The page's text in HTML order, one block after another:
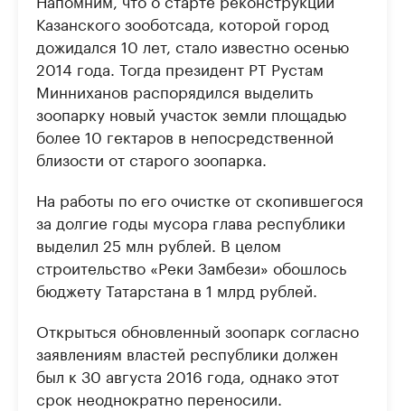
Казанского зооботсада, которой город
дожидался 10 лет, стало известно осенью
2014 года. Тогда президент РТ Рустам
Минниханов распорядился выделить
зоопарку новый участок земли площадью
более 10 гектаров в непосредственной
близости от старого зоопарка.
На работы по его очистке от скопившегося
за долгие годы мусора глава республики
выделил 25 млн рублей. В целом
строительство «Реки Замбези» обошлось
бюджету Татарстана в 1 млрд рублей.
Открыться обновленный зоопарк согласно
заявлениям властей республики должен
был к 30 августа 2016 года, однако этот
срок неоднократно переносили.